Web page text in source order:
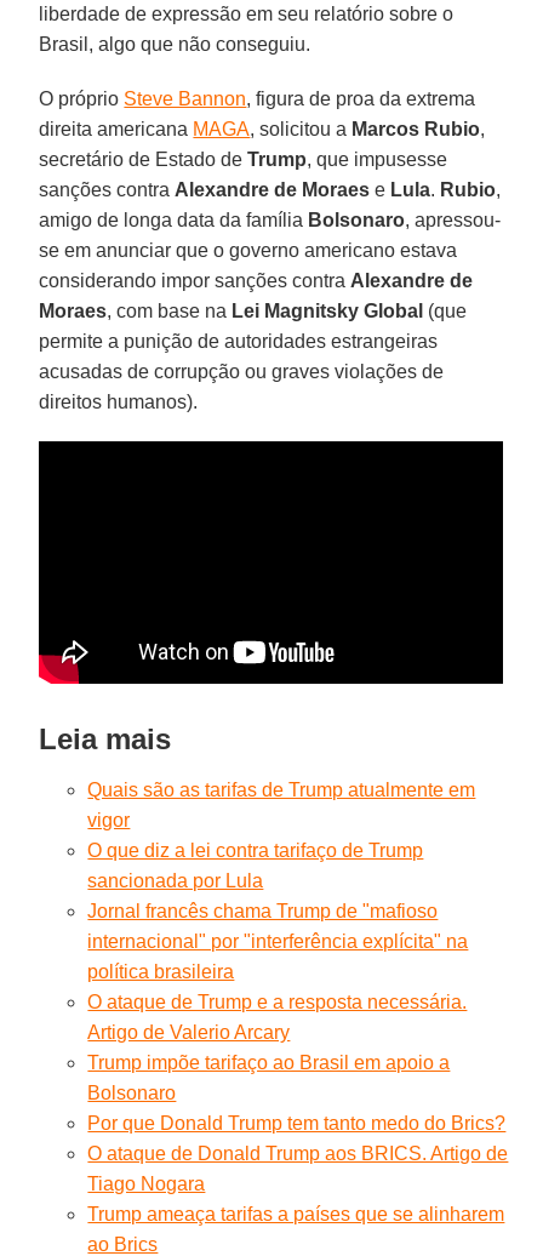
liberdade de expressão em seu relatório sobre o
Brasil, algo que não conseguiu.
O próprio Steve Bannon, figura de proa da extrema
direita americana MAGA, solicitou a Marcos Rubio,
secretário de Estado deTrump, que impusesse
sanções contra Alexandre de Moraes e Lula. Rubio,
amigo de longa data da família Bolsonaro, apressou-
se em anunciar que o governo americano estava
considerando impor sanções contra Alexandre de
Moraes, com base na Lei Magnitsky Global (que
permite a punição de autoridades estrangeiras
acusadas de corrupção ou graves violações de
direitos humanos).
Leia mais
Quais são as tarifas de Trump atualmente em
vigor
O que diz a lei contra tarifaço de Trump
sancionada por Lula
Jornal francês chama Trump de "mafioso
internacional" por "interferência explícita" na
política brasileira
O ataque de Trump e a resposta necessária.
Artigo de Valerio Arcary
Trump impõe tarifaço ao Brasil em apoio a
Bolsonaro
Por que Donald Trump tem tanto medo do Brics?
O ataque de Donald Trump aos BRICS. Artigo de
Tiago Nogara
Trump ameaça tarifas a países que se alinharem
ao Brics